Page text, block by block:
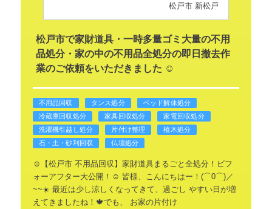
松戸市 新松戸
松戸市で家財道具・一時多量ゴミ大量の不用
品処分・家の中の不用品全処分の即日撤去作
業のご依頼をいただきました ☺️
不用品回収 タンス処分
ベッド解体処分
冷蔵庫回収処分
家具回収処分
家電回収処分
洗濯機引越し処分
片付け整理
植木処分
石・土・砂利回収
仏壇処分
☺️【松戸市 不用品回収】家財道具まるごと全処分！ビフ
ォーアフター大公開！☺️ 皆様、こんにちはー！(⌒0⌒)／
~~☀️最近は少し涼しくなってきて、過ごし やすい日が増
えてきましたね！🍁でも、
お家の片付け